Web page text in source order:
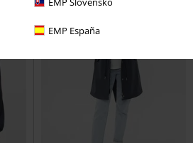
EMP España